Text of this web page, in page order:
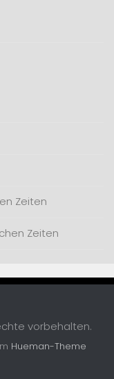
Zeiten
Zeiten
vorbehalten.
Hueman-Theme